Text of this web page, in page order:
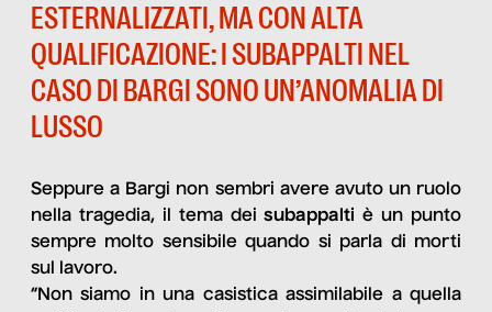
ESTERNALIZZATI, MA CON ALTA
QUALIFICAZIONE: I SUBAPPALTI NEL
CASO DI BARGI SONO UN’ANOMALIA DI
LUSSO
Seppure a Bargi non sembri avere avuto un ruolo
nella tragedia, il tema deisubappalti è un punto
sempre molto sensibile quando si parla di morti
sul lavoro.
“Non siamo in una casistica assimilabile a quella